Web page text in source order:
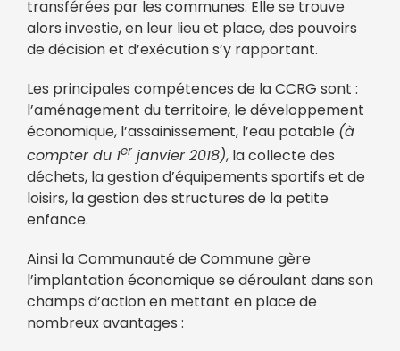
transférées par les communes. Elle se trouve
alors investie, en leur lieu et place, des pouvoirs
de décision et d’exécution s’y rapportant.
Les principales compétences de la CCRG sont :
l’aménagement du territoire, le développement
économique, l’assainissement, l’eau potable (à
compter du 1erjanvier 2018), la collecte des
déchets, la gestion d’équipements sportifs et de
loisirs, la gestion des structures de la petite
enfance.
Ainsi la Communauté de Commune gère
l’implantation économique se déroulant dans son
champs d’action en mettant en place de
nombreux avantages :